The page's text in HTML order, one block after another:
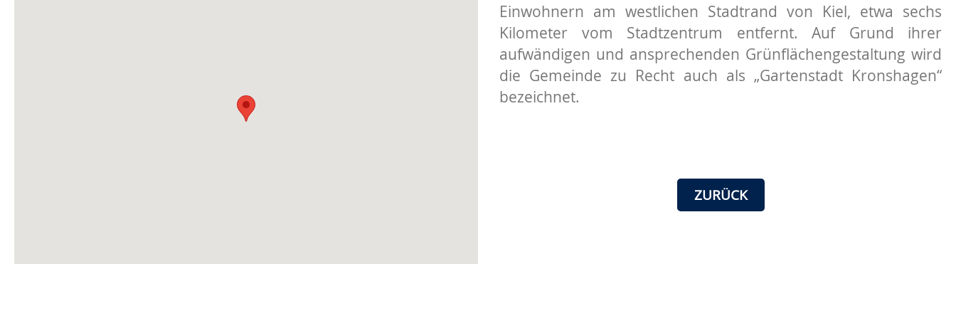
Einwohnern am westlichen Stadtrand von Kiel, etwa sechs
Kilometer vom Stadtzentrum entfernt. Auf Grund ihrer
aufwändigen und ansprechenden Grünflächengestaltung wird
die Gemeinde zu Recht auch als „Gartenstadt Kronshagen“
bezeichnet.
ZURÜCK